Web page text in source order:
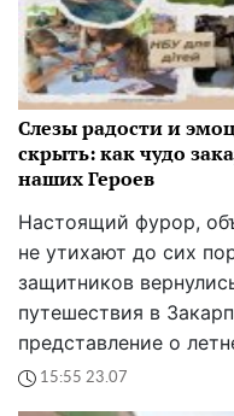
Слезы радости и
скрыть: как чудо
наших Героев
Настоящий фурор,
не утихают до сих
защитников
путешествия в
представление о
15:55 23.07